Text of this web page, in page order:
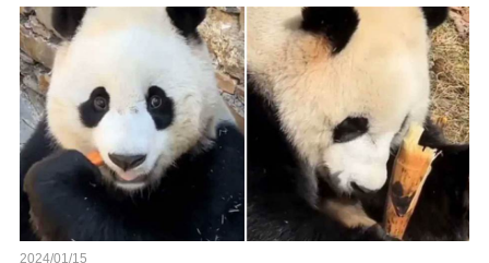
2024/01/15